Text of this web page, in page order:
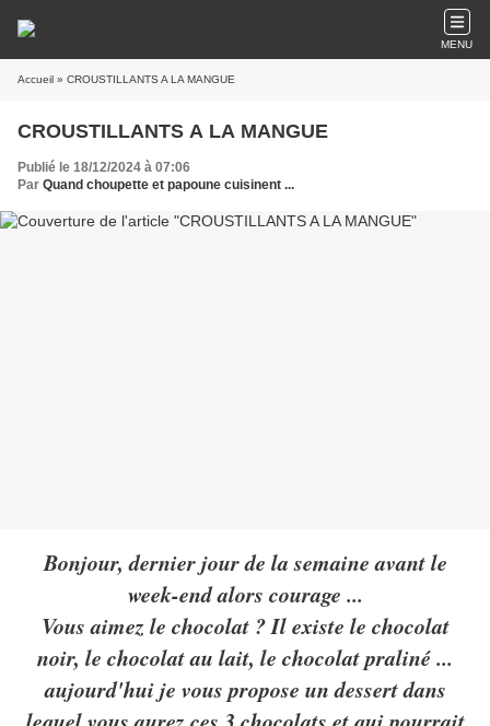
MENU
Accueil » CROUSTILLANTS A LA MANGUE
CROUSTILLANTS A LA MANGUE
Publié le 18/12/2024 à 07:06
Par Quand choupette et papoune cuisinent ...
Bonjour, dernier jour de la semaine avant le
week-end alors courage ...
Vous aimez le chocolat ? Il existe le chocolat
noir, le chocolat au lait, le chocolat praliné ...
aujourd'hui je vous propose un dessert dans